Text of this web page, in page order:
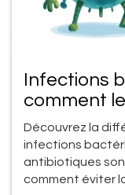
Infections
comment
traiter ?
Découvrez la
infections
antibiotiques
comment éviter